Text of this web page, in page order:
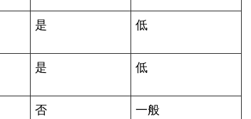
是 低
是 低
否 一般